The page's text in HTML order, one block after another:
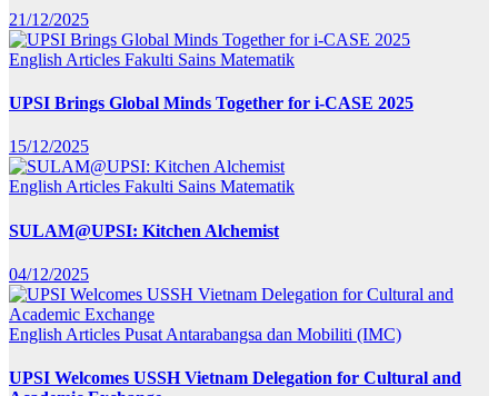
21/12/2025
English Articles Fakulti Sains Matematik
UPSI Brings Global Minds Together for i-CASE 2025
15/12/2025
English Articles Fakulti Sains Matematik
SULAM@UPSI: Kitchen Alchemist
04/12/2025
English Articles Pusat Antarabangsa dan Mobiliti (IMC)
UPSI Welcomes USSH Vietnam Delegation for Cultural and